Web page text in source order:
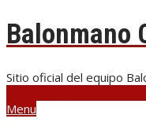
Balonmano
Sitio oficial del equipo
Menu